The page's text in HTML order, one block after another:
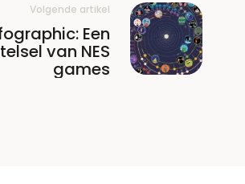
Volgende artikel
Een
van NES
games